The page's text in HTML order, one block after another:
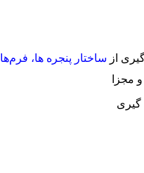
از ساختار پنجره ها، فرم‌ها
مجزا